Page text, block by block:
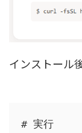
インストール
# 実行